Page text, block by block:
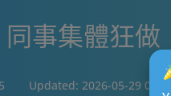
同事集體狂
Updated: 2026-05-29 09:15